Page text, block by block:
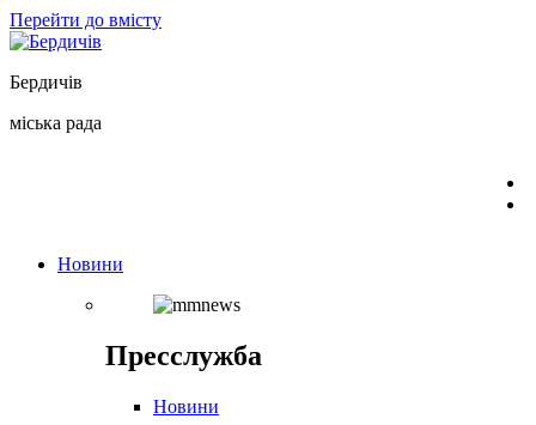
Перейти до вмісту
Бердичів
міська рада
Новини
Пресслужба
Новини